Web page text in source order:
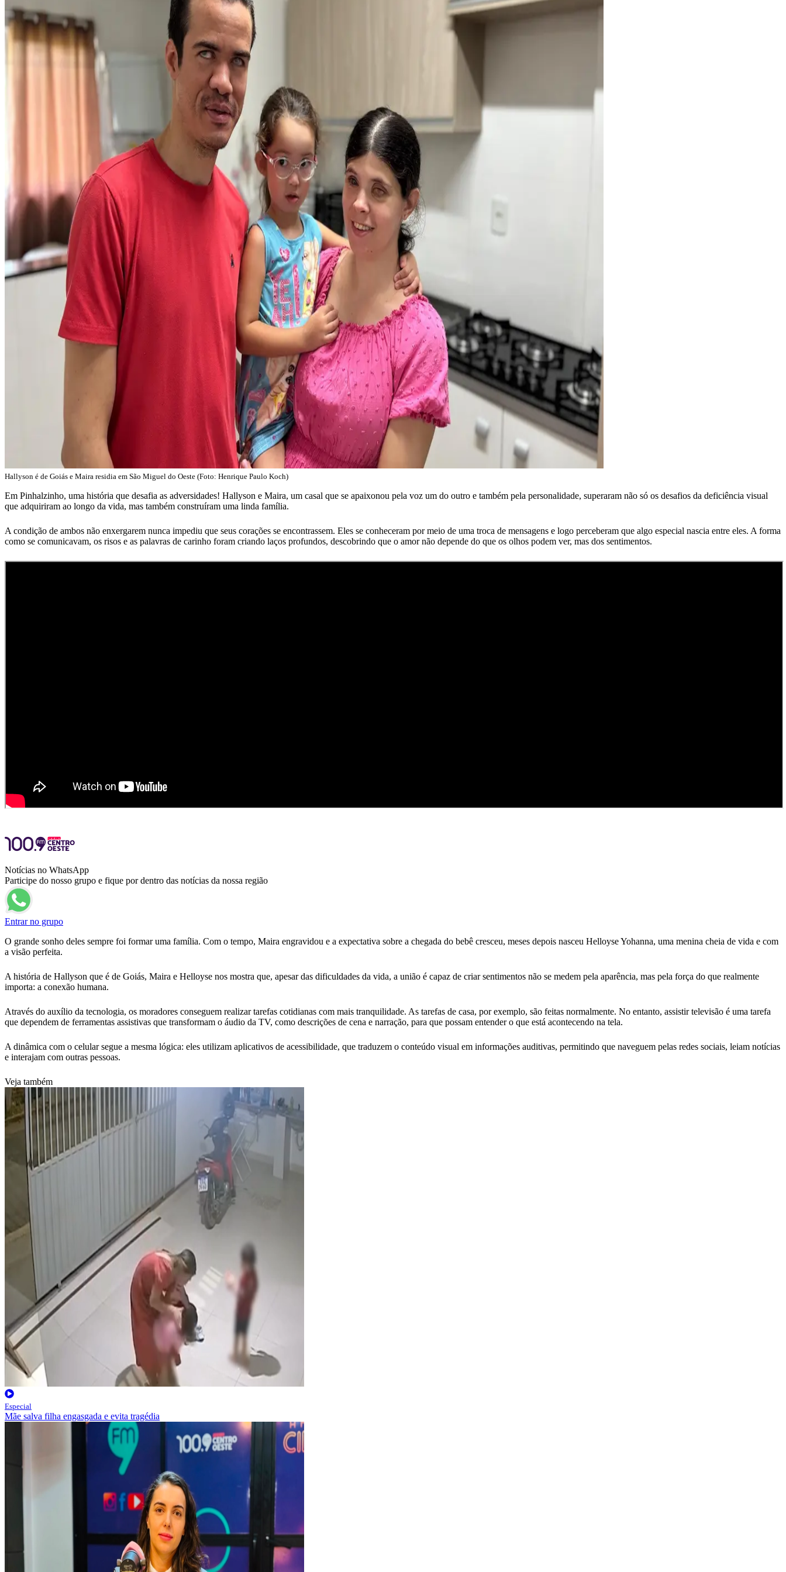
Hallyson é de Goiás e Maira residia em São Miguel do Oeste (Foto: Henrique Paulo Koch)
Em Pinhalzinho, uma história que desafia as adversidades! Hallyson e Maira, um casal que se apaixonou pela voz um do outro e também pela personalidade, superaram não só os desafios da deficiência visual
que adquiriram ao longo da vida, mas também construíram uma linda família.
A condição de ambos não enxergarem nunca impediu que seus corações se encontrassem. Eles se conheceram por meio de uma troca de mensagens e logo perceberam que algo especial nascia entre eles. A forma
como se comunicavam, os risos e as palavras de carinho foram criando laços profundos, descobrindo que o amor não depende do que os olhos podem ver, mas dos sentimentos.
Notícias no WhatsApp
Participe do nosso grupo e fique por dentro das notícias da nossa região
Entrar no grupo
O grande sonho deles sempre foi formar uma família. Com o tempo, Maira engravidou e a expectativa sobre a chegada do bebê cresceu, meses depois nasceu Helloyse Yohanna, uma menina cheia de vida e com
a visão perfeita.
A história de Hallyson que é de Goiás, Maira e Helloyse nos mostra que, apesar das dificuldades da vida, a união é capaz de criar sentimentos não se medem pela aparência, mas pela força do que realmente
importa: a conexão humana.
Através do auxílio da tecnologia, os moradores conseguem realizar tarefas cotidianas com mais tranquilidade. As tarefas de casa, por exemplo, são feitas normalmente. No entanto, assistir televisão é uma tarefa
que dependem de ferramentas assistivas que transformam o áudio da TV, como descrições de cena e narração, para que possam entender o que está acontecendo na tela.
A dinâmica com o celular segue a mesma lógica: eles utilizam aplicativos de acessibilidade, que traduzem o conteúdo visual em informações auditivas, permitindo que naveguem pelas redes sociais, leiam notícias
e interajam com outras pessoas.
Veja também
Especial
Mãe salva filha engasgada e evita tragédia